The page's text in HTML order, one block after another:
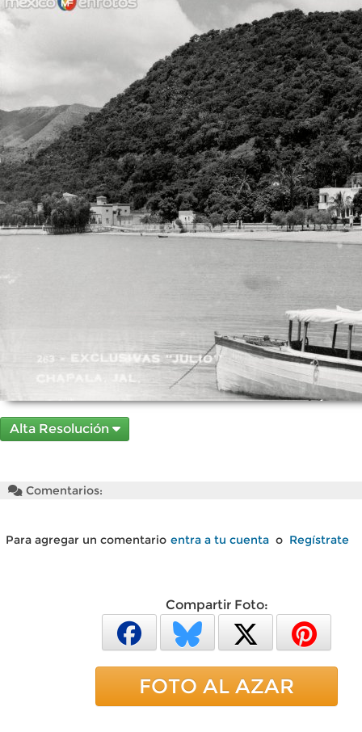
Alta Resolución
Comentarios:
Para agregar un comentario entra a tu cuenta o Regístrate
Compartir Foto:
FOTO AL AZAR